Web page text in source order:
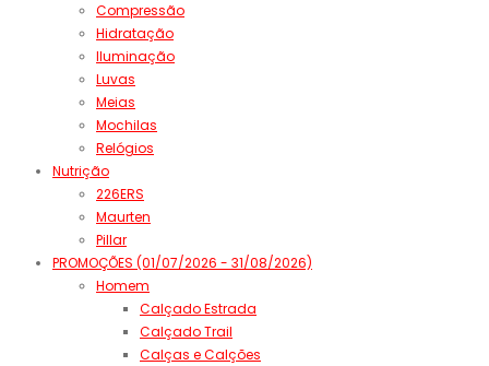
Compressão
Hidratação
Iluminação
Luvas
Meias
Mochilas
Relógios
Nutrição
226ERS
Maurten
Pillar
PROMOÇÕES (01/07/2026 - 31/08/2026)
Homem
Calçado Estrada
Calçado Trail
Calças e Calções